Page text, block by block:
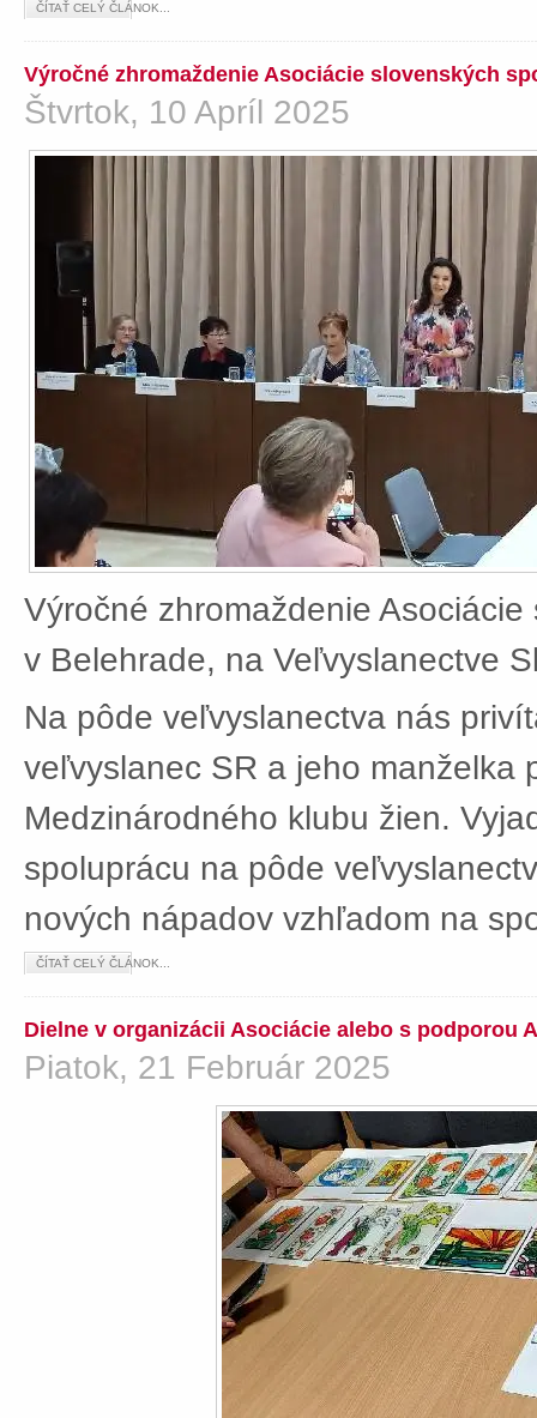
ČÍTAŤ CELÝ ČLÁNOK...
Výročné zhromaždenie Asociácie slovenských
Štvrtok, 10 Apríl 2025
Výročné zhromaždenie
v Belehrade, na Veľvyslanectve
Na pôde veľvyslanectva nás
veľvyslanec SR a jeho manželka
Medzinárodného klubu žien.
spoluprácu na pôde
nových nápadov vzhľadom na
ČÍTAŤ CELÝ ČLÁNOK...
Dielne v organizácii Asociácie alebo s podporou
Piatok, 21 Február 2025